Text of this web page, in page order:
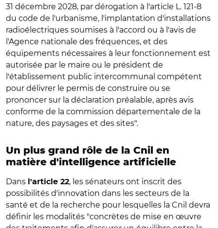
31 décembre 2028, par dérogation à l'article L. 121-8
du code de l'urbanisme, l'implantation d'installations
radioélectriques soumises à l'accord ou à l'avis de
l'Agence nationale des fréquences, et des
équipements nécessaires à leur fonctionnement est
autorisée par le maire ou le président de
l'établissement public intercommunal compétent
pour délivrer le permis de construire ou se
prononcer sur la déclaration préalable, après avis
conforme de la commission départementale de la
nature, des paysages et des sites".
Un plus grand rôle de la Cnil en
matière d'intelligence artificielle
Dans l'article 22, les sénateurs ont inscrit des
possibilités d'innovation dans les secteurs de la
santé et de la recherche pour lesquelles la Cnil devra
définir les modalités "concrètes de mise en œuvre